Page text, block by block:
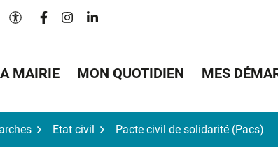
Paramètres d'accessibilité
Lien vers le compte Facebook
Lien vers le compte Instagram
Lien vers le compte Linkedin
MAIRIE MON QUOTIDIEN MES
Etat civil Pacte civil de solidarité (Pacs)